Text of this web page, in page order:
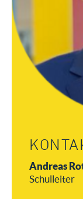
Andreas
Schulleiter